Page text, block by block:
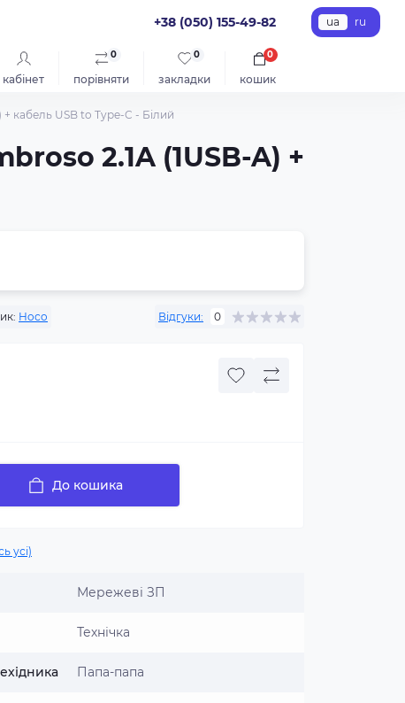
+38 (050) 155-49-82 ua ru
кабінет порівняти
0
закладки
0
кошик
0
кабель USB to Type-C - Білий
2.1A (1USB-A) +
Hoco Відгуки: 0
До кошика
усі)
Мережеві ЗП
Технічка
Папа-папа